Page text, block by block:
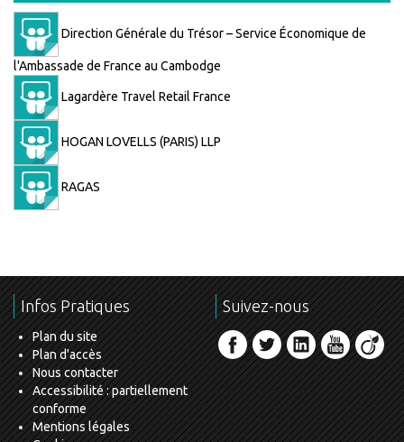
Direction Générale du Trésor – Service Économique de
l'Ambassade de France au Cambodge
Lagardère Travel Retail France
HOGAN LOVELLS (PARIS) LLP
RAGAS
Infos Pratiques
Plan du site
Plan d'accès
Nous contacter
Accessibilité : partiellement
conforme
Mentions légales
Suivez-nous